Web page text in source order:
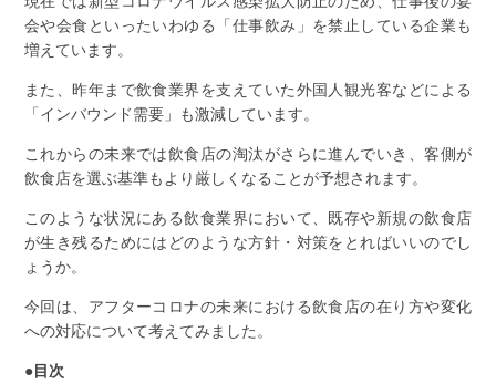
会や会食といったいわゆる「仕事飲み」を禁止している企業も
増えています。
また、昨年まで飲食業界を支えていた外国人観光客などによる
「インバウンド需要」も激減しています。
これからの未来では飲食店の淘汰がさらに進んでいき、客側が
飲食店を選ぶ基準もより厳しくなることが予想されます。
このような状況にある飲食業界において、既存や新規の飲食店
が生き残るためにはどのような方針・対策をとればいいのでし
ょうか。
今回は、アフターコロナの未来における飲食店の在り方や変化
への対応について考えてみました。
●目次